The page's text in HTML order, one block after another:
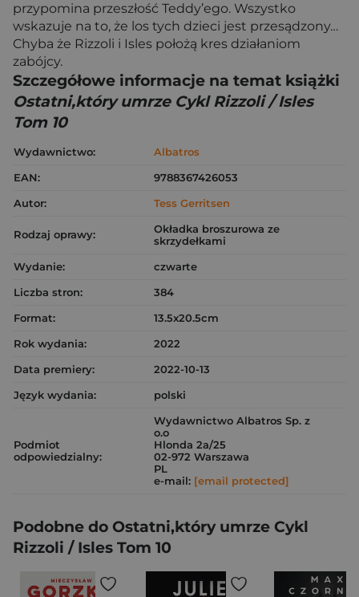
przypomina przeszłość Teddy’ego. Wszystko
wskazuje na to, że los tych dzieci jest przesądzony…
Chyba że Rizzoli i Isles położą kres działaniom
zabójcy.
Szczegółowe informacje na temat książki
Ostatni,który umrze Cykl Rizzoli / Isles
Tom 10
Wydawnictwo:
Albatros
EAN:
9788367426053
Autor:
Tess Gerritsen
Rodzaj oprawy:
Okładka broszurowa ze
skrzydełkami
Wydanie:
czwarte
Liczba stron:
384
Format:
13.5x20.5cm
Rok wydania:
2022
Data premiery:
2022-10-13
Język wydania:
polski
Podmiot
odpowiedzialny:
Wydawnictwo Albatros Sp. z
o.o
Hlonda 2a/25
02-972 Warszawa
PL
e-mail: [email protected]
Podobne do Ostatni,który umrze Cykl
Rizzoli / Isles Tom 10